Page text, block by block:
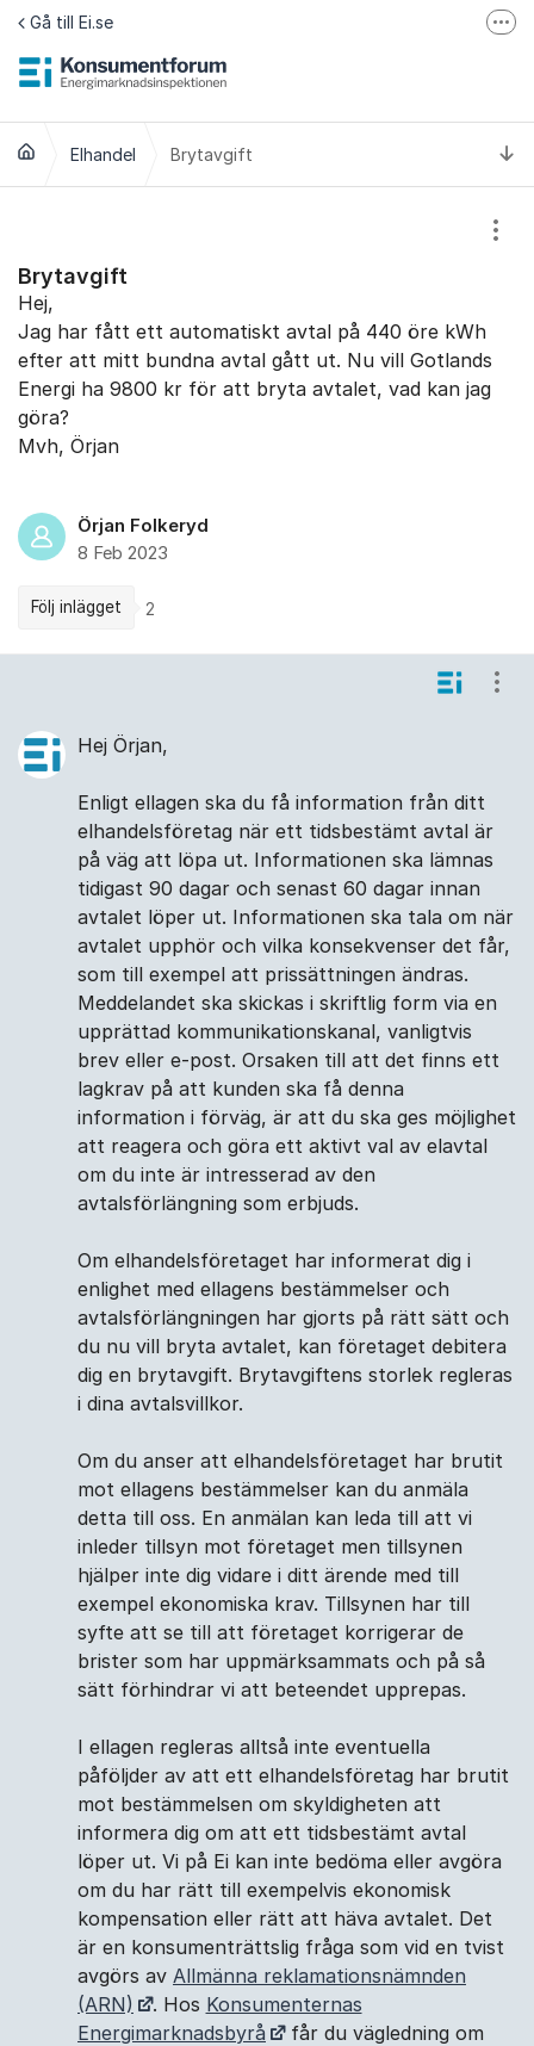
Hoppa till innehåll
Gå till Ei.se
Jämför elavtal på Elpriskollen.se
Elhandel Brytavgift
Brytavgift
Hej,
Jag har fått ett automatiskt avtal på 440 öre kWh
efter att mitt bundna avtal gått ut. Nu vill Gotlands
Energi ha 9800 kr för att bryta avtalet, vad kan jag
göra?
Mvh, Örjan
Örjan Folkeryd
8 Feb 2023
Följ inlägget 2
Hej Örjan,
Enligt ellagen ska du få information från ditt
elhandelsföretag när ett tidsbestämt avtal är
på väg att löpa ut. Informationen ska lämnas
tidigast 90 dagar och senast 60 dagar innan
avtalet löper ut. Informationen ska tala om när
avtalet upphör och vilka konsekvenser det får,
som till exempel att prissättningen ändras.
Meddelandet ska skickas i skriftlig form via en
upprättad kommunikationskanal, vanligtvis
brev eller e-post. Orsaken till att det finns ett
lagkrav på att kunden ska få denna
information i förväg, är att du ska ges möjlighet
att reagera och göra ett aktivt val av elavtal
om du inte är intresserad av den
avtalsförlängning som erbjuds.
Om elhandelsföretaget har informerat dig i
enlighet med ellagens bestämmelser och
avtalsförlängningen har gjorts på rätt sätt och
du nu vill bryta avtalet, kan företaget debitera
dig en brytavgift. Brytavgiftens storlek regleras
i dina avtalsvillkor.
Om du anser att elhandelsföretaget har brutit
mot ellagens bestämmelser kan du anmäla
detta till oss. En anmälan kan leda till att vi
inleder tillsyn mot företaget men tillsynen
hjälper inte dig vidare i ditt ärende med till
exempel ekonomiska krav. Tillsynen har till
syfte att se till att företaget korrigerar de
brister som har uppmärksammats och på så
sätt förhindrar vi att beteendet upprepas.
I ellagen regleras alltså inte eventuella
påföljder av att ett elhandelsföretag har brutit
mot bestämmelsen om skyldigheten att
informera dig om att ett tidsbestämt avtal
löper ut. Vi på Ei kan inte bedöma eller avgöra
om du har rätt till exempelvis ekonomisk
kompensation eller rätt att häva avtalet. Det
är en konsumenträttslig fråga som vid en tvist
avgörs av Allmänna reklamationsnämnden
(ARN)
. Hos Konsumenternas
Energimarknadsbyrå
får du vägledning om